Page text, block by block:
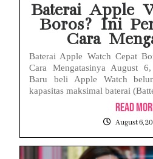
Baterai Apple
Boros? Ini
Cara
Baterai Apple Watch Cepat
Cara Mengatasinya August
Baru beli Apple Watch
kapasitas maksimal baterai
Read
August 6,